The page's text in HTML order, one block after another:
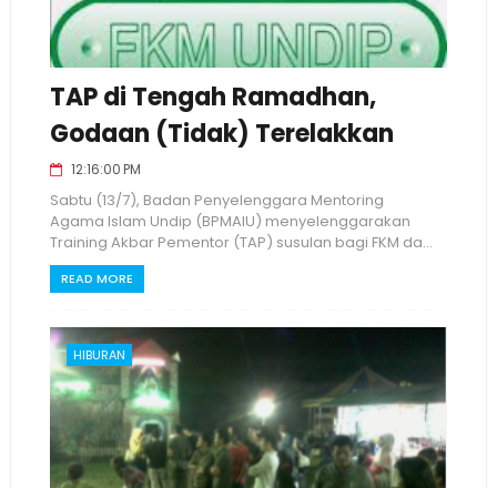
TAP di Tengah Ramadhan,
Godaan (Tidak) Terelakkan
12:16:00 PM
Sabtu (13/7), Badan Penyelenggara Mentoring
Agama Islam Undip (BPMAIU) menyelenggarakan
Training Akbar Pementor (TAP) susulan bagi FKM da...
READ MORE
HIBURAN